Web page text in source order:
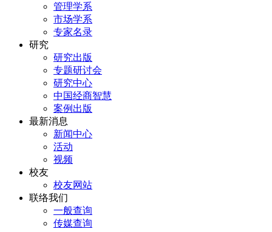
管理学系
市场学系
专家名录
研究
研究出版
专题研讨会
研究中心
中国经商智慧
案例出版
最新消息
新闻中心
活动
视频
校友
校友网站
联络我们
一般查询
传媒查询